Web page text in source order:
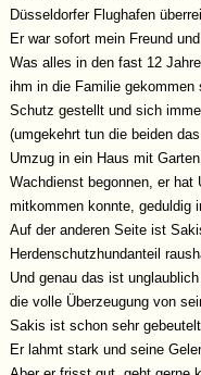
Düsseldorfer Flughafen
Er war sofort mein Freund
Was alles in den fast 12
ihm in die Familie gekommen
Schutz gestellt und sich
(umgekehrt tun die beiden
Umzug in ein Haus mit
Wachdienst begonnen, er
mitkommen konnte, geduldig
Auf der anderen Seite ist
Herdenschutzhundanteil
Und genau das ist
die volle Überzeugung von
Sakis ist schon sehr
Er lahmt stark und seine